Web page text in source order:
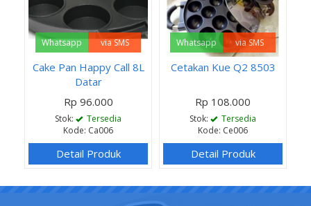
Whatsapp via SMS
Cake Pan Happy Call 8L
Datar
Rp 96.000
Stok:
Tersedia
Kode: Ca006
Detail Produk
Whatsapp via SMS
Cetakan Kue Q2 8503
Rp 108.000
Stok:
Tersedia
Kode: Ce006
Detail Produk